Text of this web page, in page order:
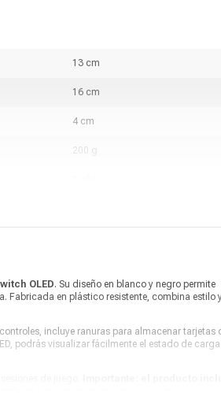
13 cm
16 cm
4 cm
200 g
OLED. Su diseño en blanco y negro permite
Fabricada en plástico resistente, combina estilo
incluye ranuras para almacenar tarjetas
podrás visualizar fácilmente el estado de
para optimizar tu espacio gamer.